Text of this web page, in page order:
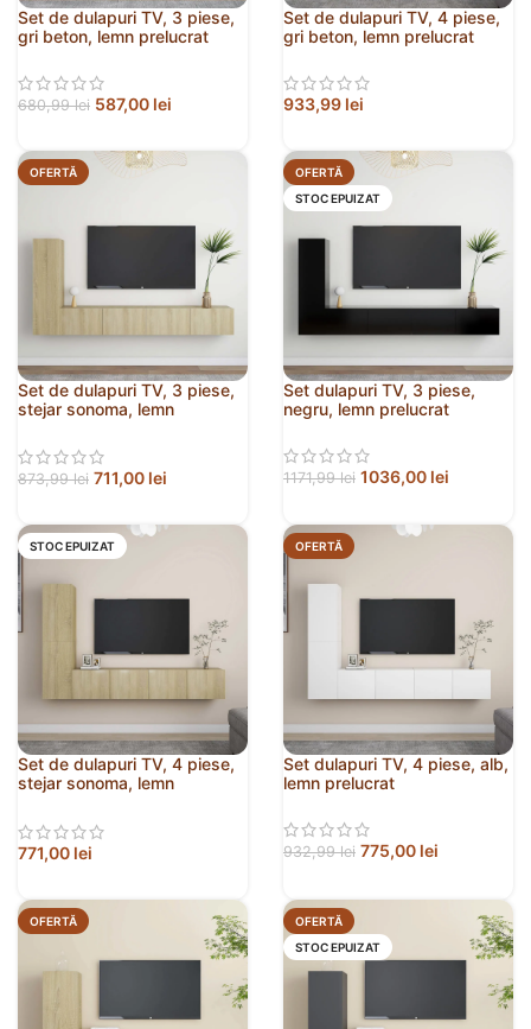
Set de dulapuri TV, 3 piese,
gri beton, lemn prelucrat
680,99lei 587,00 lei
Set de dulapuri TV, 4 piese,
gri beton, lemn prelucrat
933,99 lei
OFERTĂ
Set de dulapuri TV, 3 piese,
stejar sonoma, lemn
873,99lei 711,00 lei
OFERTĂ
STOC EPUIZAT
Set dulapuri TV, 3 piese,
negru, lemn prelucrat
1171,99lei 1036,00 lei
STOC EPUIZAT
Set de dulapuri TV, 4 piese,
stejar sonoma, lemn
771,00 lei
OFERTĂ
Set dulapuri TV, 4 piese, alb,
lemn prelucrat
932,99lei 775,00 lei
OFERTĂ
OFERTĂ
STOC EPUIZAT